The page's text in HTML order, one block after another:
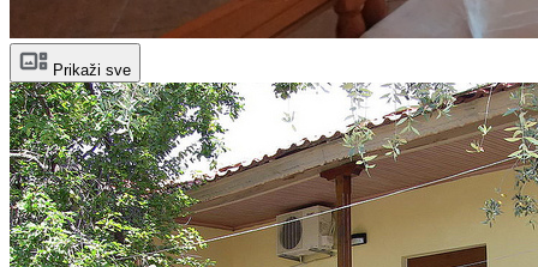
Prikaži sve